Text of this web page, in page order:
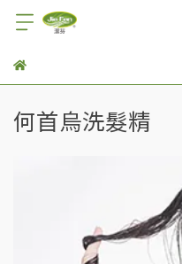
何首烏洗髮精